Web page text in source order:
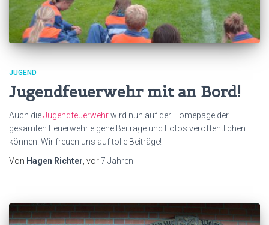
JUGEND
Jugendfeuerwehr mit an Bord!
Auch dieJugendfeuerwehrwird nun auf der Homepage der
gesamten Feuerwehr eigene Beiträge und Fotos veröffentlichen
können. Wir freuen uns auf tolle Beiträge!
Von Hagen Richter , vor7 Jahren